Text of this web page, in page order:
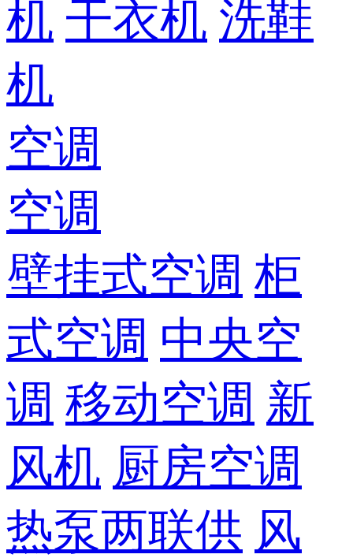
机 干衣机 洗鞋
机
空调
空调
壁挂式空调 柜
式空调 中央空
调 移动空调 新
风机 厨房空调
热泵两联供 风